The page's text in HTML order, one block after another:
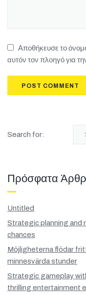
Αποθήκευσε το
αυτόν τον πλοηγό για
Search for:
Πρόσφατα
Untitled
Strategic planning and
chances
Möjligheterna flödar
minnesvärda stunder
Strategic gameplay
thrilling entertainment